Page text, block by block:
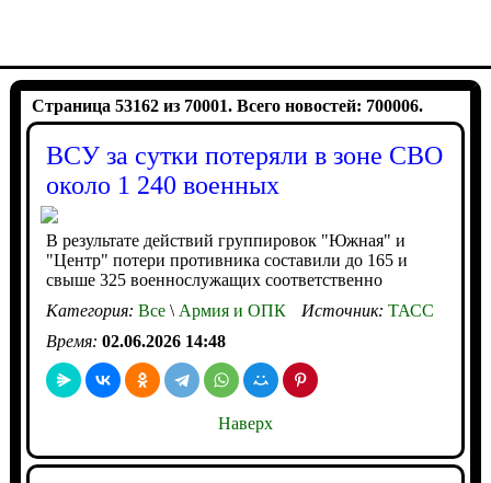
Страница 53162 из 70001. Всего новостей: 700006.
ВСУ за сутки потеряли в зоне СВО
около 1 240 военных
В результате действий группировок "Южная" и
"Центр" потери противника составили до 165 и
свыше 325 военнослужащих соответственно
Категория: Все\Армия и ОПК Источник: ТАСС
Время: 02.06.2026 14:48
Наверх